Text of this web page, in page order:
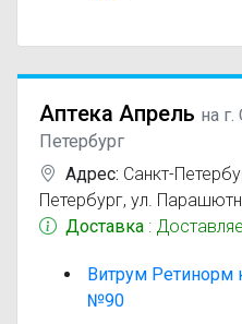
Аптека Апрель на г.
Петербург
Адрес: Санкт-
Петербург, ул.
Доставка :
Витрум Ретинорм
№90